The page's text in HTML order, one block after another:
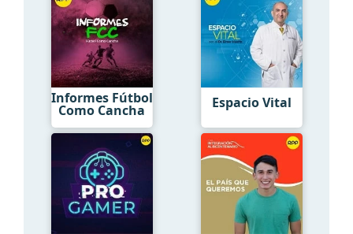
Informes Fútbol
Como Cancha Espacio Vital